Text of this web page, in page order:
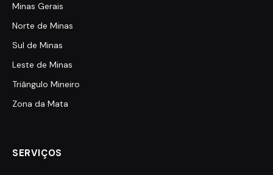
Minas Gerais
Norte de Minas
Sul de Minas
Leste de Minas
Triângulo Mineiro
Zona da Mata
SERVIÇOS